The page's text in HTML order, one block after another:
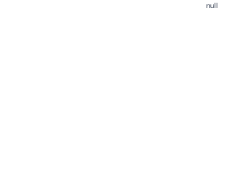
null